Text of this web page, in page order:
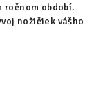
ročnom období.
nožičiek vášho